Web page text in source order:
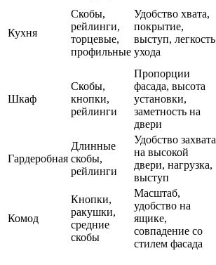
Кухня
Скобы,
рейлинги,
торцевые,
профильные
Удобство хвата,
покрытие,
выступ, легкость
ухода
Шкаф
Скобы,
кнопки,
рейлинги
Пропорции
фасада, высота
установки,
заметность на
двери
Гардеробная
Длинные
скобы,
рейлинги
Удобство захвата
на высокой
двери, нагрузка,
выступ
Комод
Кнопки,
ракушки,
средние
скобы
Масштаб,
удобство на
ящике,
совпадение со
стилем фасада